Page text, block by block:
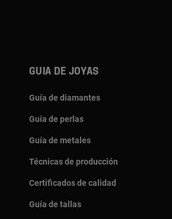
Guia de joyas
Guía de diamantes
Guía de perlas
Guía de metales
Técnicas de producción
Certificados de calidad
Guía de tallas